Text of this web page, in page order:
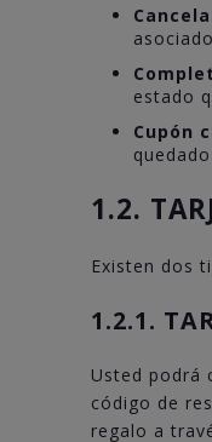
estado
Cupón
1.2.
Existen dos
1.2.1.
Usted podrá
código de
regalo a